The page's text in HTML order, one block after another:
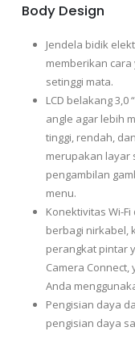
Body Design
Jendela bidik
memberikan
setinggi mata.
LCD belakang
angle agar lebih
tinggi, rendah,
merupakan layar
pengambilan
menu.
Konektivitas Wi-
berbagi nirkabel,
perangkat pintar
Camera
Anda
Pengisian daya
pengisian daya